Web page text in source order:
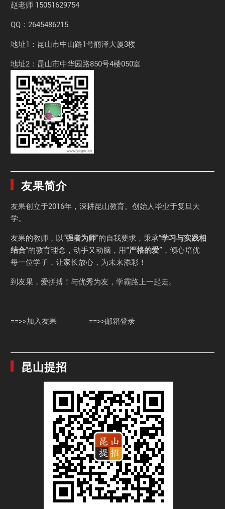
赵老师 15051629754
QQ：2645486215
地址1：昆山市中山路1号丽泽大厦3楼
地址2：昆山市中华园路850号4楼050室
友果简介
友果创立于2016年，深耕昆山教育。创始人毕业于复旦大
学。
友果的教师，以“强者为师”的自我要求，秉承“学习与实践相
结合”的教育理念，动手又动脑，用“严格的爱” ，倾心培优
每一位学子，让家长放心，为未来添彩！
到友果，爱拼搏！与优秀为友，学霸路上一起走。
==>>加入友果 ==>>邮箱登录
昆山提招